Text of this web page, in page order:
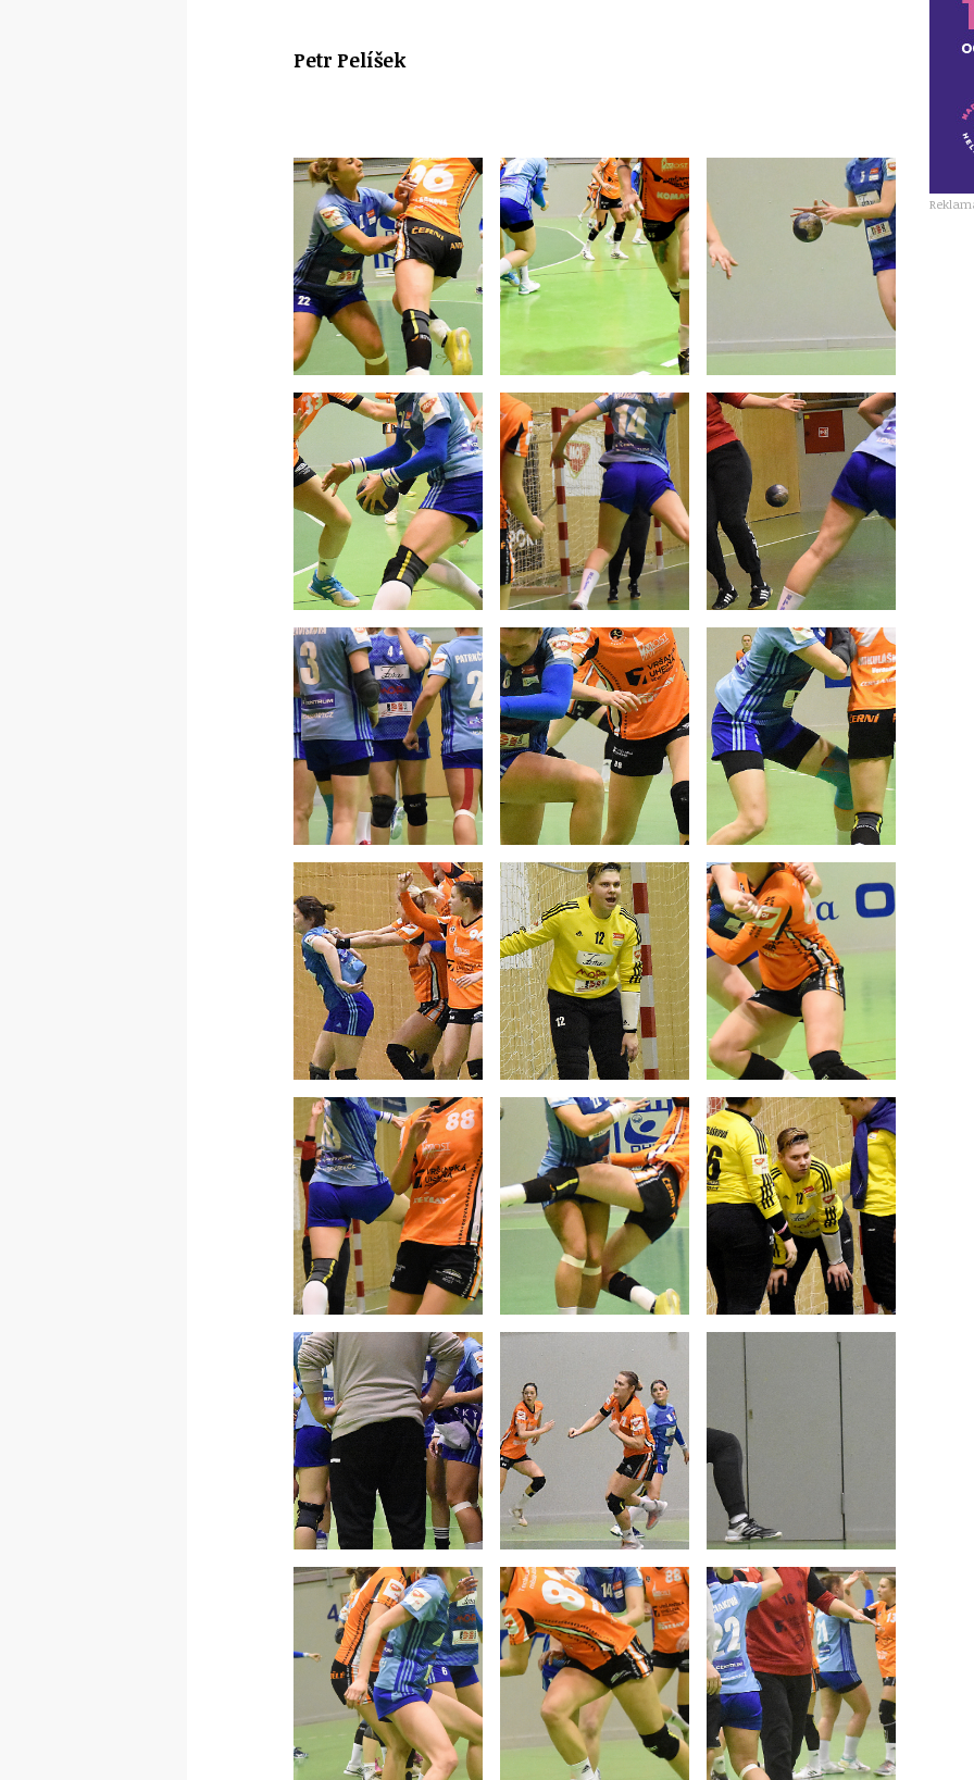
Petr Pelíšek